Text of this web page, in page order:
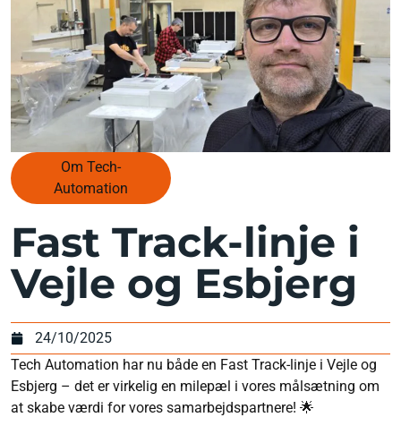
Om Tech-
Automation
Fast Track-linje i
Vejle og Esbjerg
24/10/2025
Tech Automation har nu både en Fast Track-linje i Vejle og
Esbjerg – det er virkelig en milepæl i vores målsætning om
at skabe værdi for vores samarbejdspartnere! 🌟